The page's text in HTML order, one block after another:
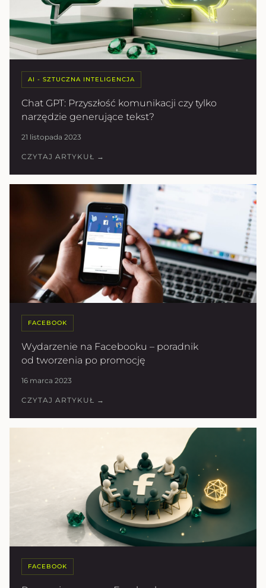
AI - SZTUCZNA INTELIGENCJA
Chat GPT: Przyszłość komunikacji czy tylko
narzędzie generujące tekst?
21 listopada 2023
CZYTAJ ARTYKUŁ →
FACEBOOK
Wydarzenie na Facebooku – poradnik
od tworzenia po promocję
16 marca 2023
CZYTAJ ARTYKUŁ →
FACEBOOK